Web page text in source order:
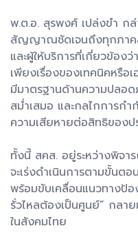
พ.ต.อ. สุรพงศ์ เปล่งขำ ก
สัญญาณชัดเจนถึงทุกภาค
และผู้ให้บริการที่เกี่ยวข้อง
เพียงเรื่องของเทคนิคหรื
มีมาตรฐานด้านความปลอ
สม่ำเสมอ และกลไกการกำ
ความเสียหายต่อสิทธิของป
ทั้งนี้ สคส. อยู่ระหว่างพิจ
จะเร่งดำเนินการตามขั้นต
พร้อมขับเคลื่อนแนวทางป้อ
รั่วไหลต้องเป็นศูนย์” กลา
ในสังคมไทย